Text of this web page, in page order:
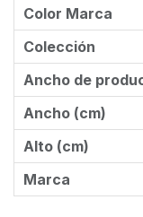
Color Marca
Colección
Ancho de
Ancho (cm)
Alto (cm)
Marca